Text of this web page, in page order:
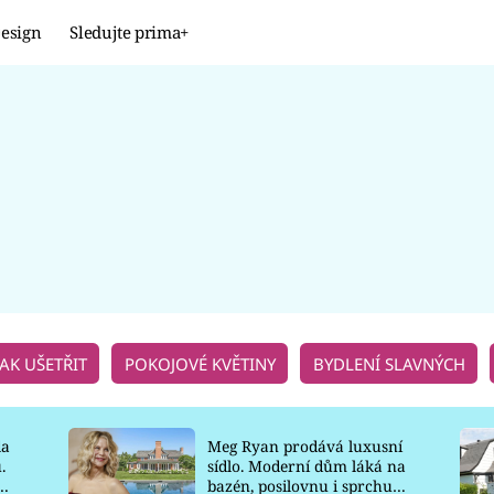
Sledujte prima+
UŠETŘIT POKOJOVÉ KVĚTINY BYDLENÍ SLAVNÝCH
Meg Ryan prodává luxusní
sídlo. Moderní dům láká na
bazén, posilovnu i sprchu